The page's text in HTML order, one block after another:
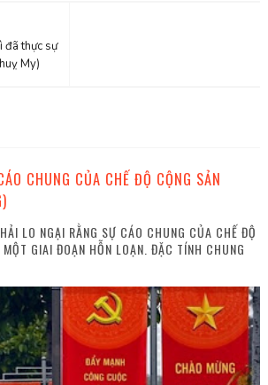
đã thực sự
My)
CHUNG CỦA CHẾ ĐỘ CỘNG SẢN
LO NGẠI RẰNG SỰ CÁO CHUNG CỦA CHẾ ĐỘ
GIAI ĐOẠN HỖN LOẠN. ĐẶC TÍNH CHUNG